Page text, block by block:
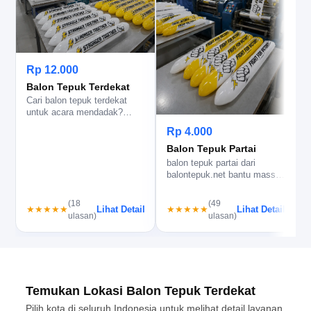
Rp 12.000
Balon Tepuk Terdekat
Cari balon tepuk terdekat
untuk acara mendadak?
★★★★★
(18
ulasan)
Lihat Detail
Rp 4.000
Balon Tepuk Partai
balon tepuk partai dari
balontepuk.net bantu massa
★★★★★
(49
ulasan)
Lihat Detail
Temukan Lokasi Balon Tepuk Terdekat
Pilih kota di seluruh Indonesia untuk melihat detail layanan